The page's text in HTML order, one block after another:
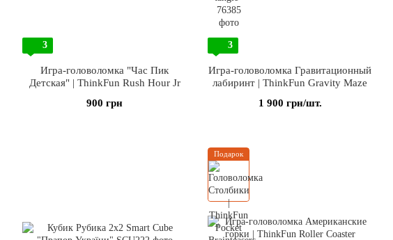
3
Игра-головоломка "Час Пик
Детская" | ThinkFun Rush Hour Jr
900 грн
3
Игра-головоломка Гравитационный
лабиринт | ThinkFun Gravity Maze
1 900 грн/шт.
Подарок